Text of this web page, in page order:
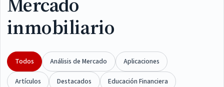
inmobiliario
Todos Análisis de Mercado
Aplicaciones
Artículos
Destacados
Educación Financiera